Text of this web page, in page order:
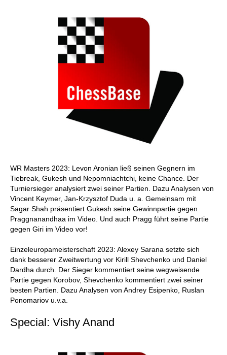
WR Masters 2023: Levon Aronian ließ seinen Gegnern im
Tiebreak, Gukesh und Nepomniachtchi, keine Chance. Der
Turniersieger analysiert zwei seiner Partien. Dazu Analysen von
Vincent Keymer, Jan-Krzysztof Duda u. a. Gemeinsam mit
Sagar Shah präsentiert Gukesh seine Gewinnpartie gegen
Praggnanandhaa im Video. Und auch Pragg führt seine Partie
gegen Giri im Video vor!
Einzeleuropameisterschaft 2023: Alexey Sarana setzte sich
dank besserer Zweitwertung vor Kirill Shevchenko und Daniel
Dardha durch. Der Sieger kommentiert seine wegweisende
Partie gegen Korobov, Shevchenko kommentiert zwei seiner
besten Partien. Dazu Analysen von Andrey Esipenko, Ruslan
Ponomariov u.v.a.
Special: Vishy Anand